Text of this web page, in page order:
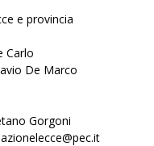
e provincia
Carlo
De Marco
Gorgoni